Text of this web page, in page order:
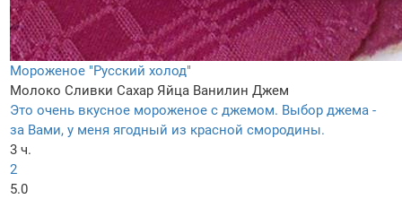
Мороженое "Русский холод"
Молоко Сливки Сахар Яйца Ванилин Джем
Это очень вкусное мороженое с джемом. Выбор джема -
за Вами, у меня ягодный из красной смородины.
3 ч.
2
5.0